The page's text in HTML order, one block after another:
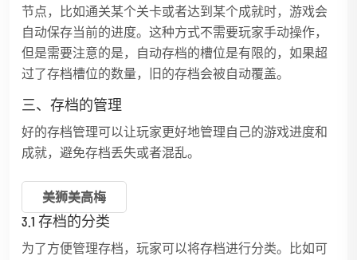
节点，比如通关某个关卡或者达到某个成就时，游戏会
自动保存当前的进度。这种方式不需要玩家手动操作，
但是需要注意的是，自动存档的槽位是有限的，如果超
过了存档槽位的数量，旧的存档会被自动覆盖。
三、存档的管理
好的存档管理可以让玩家更好地管理自己的游戏进度和
成就，避免存档丢失或者混乱。
美狮美高梅
3.1 存档的分类
为了方便管理存档，玩家可以将存档进行分类。比如可